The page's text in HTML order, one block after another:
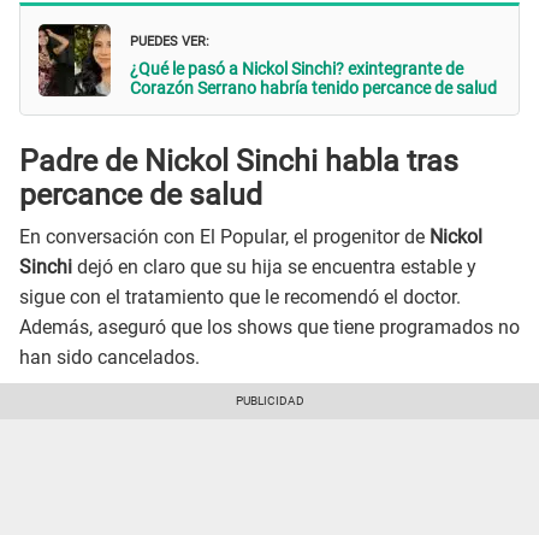
PUEDES VER:
¿Qué le pasó a Nickol Sinchi? exintegrante de
Corazón Serrano habría tenido percance de salud
Padre de Nickol Sinchi habla tras
percance de salud
En conversación con El Popular, el progenitor de Nickol
Sinchi dejó en claro que su hija se encuentra estable y
sigue con el tratamiento que le recomendó el doctor.
Además, aseguró que los shows que tiene programados no
han sido cancelados.